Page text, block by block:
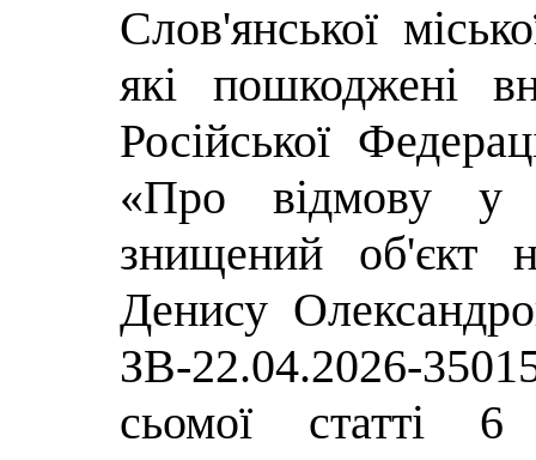
Слов'янської
які пошкоджені
Російської
«Про відмову у
знищений об'єкт
Денису
ЗВ-22.04.2026-
сьомої статті